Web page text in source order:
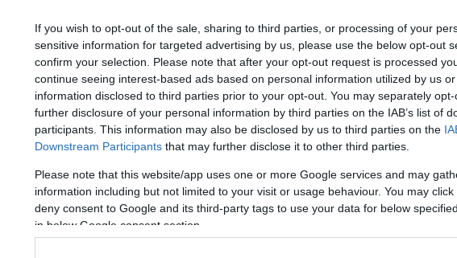
If you wish to opt-out of the sale, sharing to third parties, or processing of your
sensitive information for targeted advertising by us, please use the below opt-out
confirm your selection. Please note that after your opt-out request is processed
continue seeing interest-based ads based on personal information utilized by us
information disclosed to third parties prior to your opt-out. You may separately
further disclosure of your personal information by third parties on the IAB’s list of
participants. This information may also be disclosed by us to third parties on the
Downstream Participants that may further disclose it to other third parties.
Please note that this website/app uses one or more Google services and may
information including but not limited to your visit or usage behaviour. You may
deny consent to Google and its third-party tags to use your data for below
in below Google consent section.